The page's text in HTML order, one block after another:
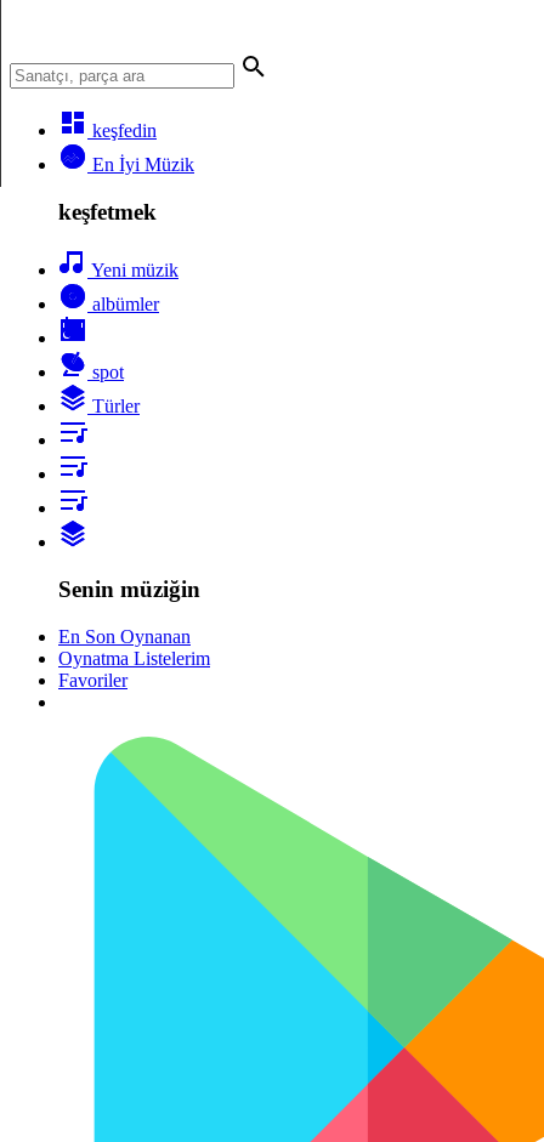
keşfedin
En İyi Müzik
keşfetmek
Yeni müzik
albümler
spot
Türler
Senin müziğin
En Son Oynanan
Oynatma Listelerim
Favoriler